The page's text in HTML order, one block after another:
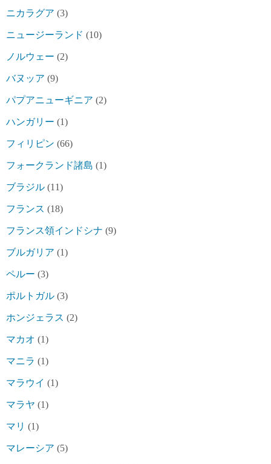
ニカラグア (3)
ニュージーランド (10)
ノルウェー (2)
バヌッア (9)
パプアニューギニア (2)
ハンガリー (1)
フィリピン (66)
フォークランド諸島 (1)
ブラジル (11)
フランス (18)
フランス領インドシナ (9)
ブルガリア (1)
ペルー (3)
ポルトガル (3)
ホンジェラス (2)
マカオ (1)
マニラ (1)
マラウイ (1)
マラヤ (1)
マリ (1)
マレーシア (5)